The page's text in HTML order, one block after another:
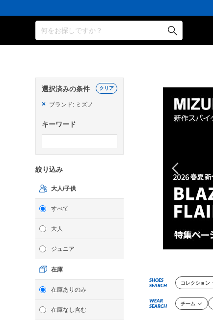
何をお探しですか？
選択済みの条件
× ブランド: ミズノ
キーワード
クリア
絞り込み
大人/子供
すべて
大人
ジュニア
在庫
在庫ありのみ
在庫なし含む
SHOES
SEARCH
コレクション
WEAR
SEARCH
チーム